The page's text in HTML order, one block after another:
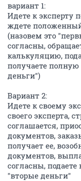
вариант 1:
Идете к эксперту
ждете
(назовем это
согласны,
калькуляцию,
получаете
деньги")
Вариант 2:
Идете к своему
своего эксперта,
соглашается,
документов,
получает ее,
документов,
согласны,
"вторые деньги"